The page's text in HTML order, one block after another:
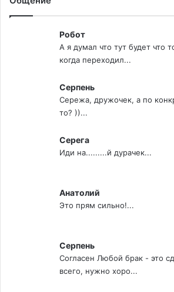
Робот
А я думал что тут будет что
когда переходил...
Серпень
Сережа, дружочек, а по
то? ))...
Серега
Иди на.........й дурачек...
Анатолий
Это прям сильно!...
Серпень
Согласен Любой брак - это
всего, нужно хоро...